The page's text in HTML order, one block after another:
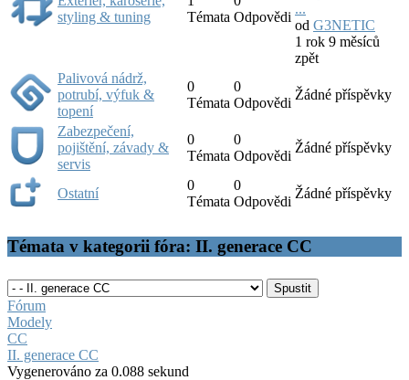
styling & tuning
Témata Odpovědi
...
od G3NETIC
1 rok 9 měsíců
zpět
Palivová nádrž,
potrubí, výfuk &
topení
0
Témata
0
Odpovědi
Žádné příspěvky
Zabezpečení,
pojištění, závady &
servis
0
Témata
0
Odpovědi
Žádné příspěvky
Ostatní
0
Témata
0
Odpovědi
Žádné příspěvky
Témata v kategorii fóra: II. generace CC
Fórum
Modely
CC
II. generace CC
Vygenerováno za 0.088 sekund